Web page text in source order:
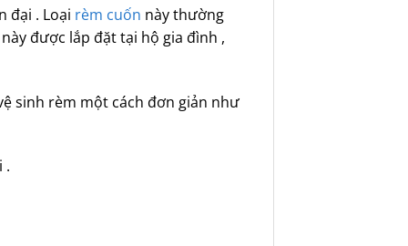
đại . Loại rèm cuốn này thường
được lắp đặt tại hộ gia đình ,
sinh rèm một cách đơn giản như
.